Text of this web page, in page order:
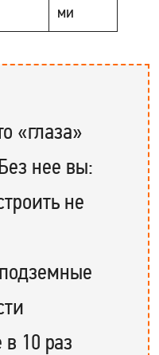
ми
«глаза»
нее вы:
не
в 10 раз